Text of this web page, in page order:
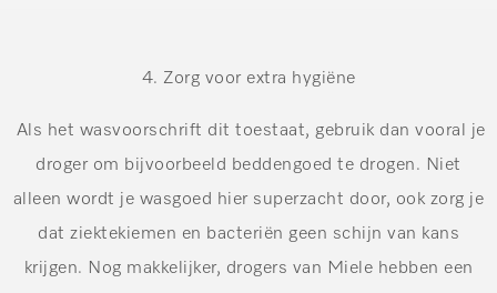
4. Zorg voor extra hygiëne
Als het wasvoorschrift dit toestaat, gebruik dan vooral je
droger om bijvoorbeeld beddengoed te drogen. Niet
alleen wordt je wasgoed hier superzacht door, ook zorg je
dat ziektekiemen en bacteriën geen schijn van kans
krijgen. Nog makkelijker, drogers van Miele hebben een